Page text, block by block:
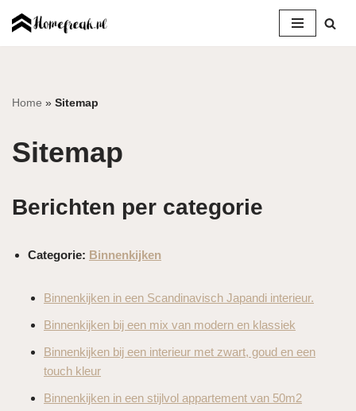
inhoud
Home » Sitemap
Sitemap
Berichten per categorie
Categorie: Binnenkijken
Binnenkijken in een Scandinavisch Japandi interieur.
Binnenkijken bij een mix van modern en klassiek
Binnenkijken bij een interieur met zwart, goud en een
touch kleur
Binnenkijken in een stijlvol appartement van 50m2